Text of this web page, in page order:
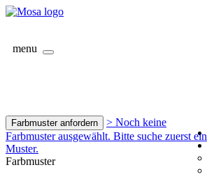
menu
Farbmuster anfordern
> Noch keine
Farbmuster ausgewählt. Bitte suche zuerst ein
Muster.
Farbmuster